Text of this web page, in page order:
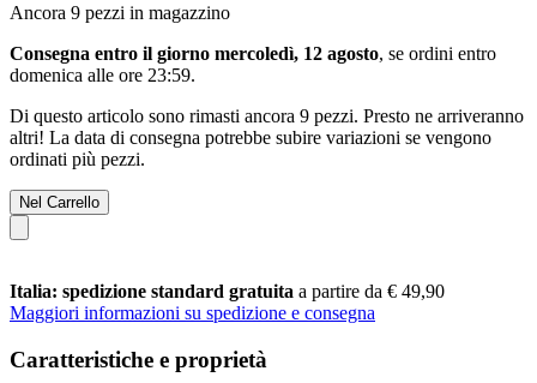
Ancora 9 pezzi in magazzino
Consegna entro il giorno mercoledì, 12 agosto, se ordini entro
domenica alle ore 23:59.
Di questo articolo sono rimasti ancora 9 pezzi. Presto ne arriveranno
altri! La data di consegna potrebbe subire variazioni se vengono
ordinati più pezzi.
Nel Carrello
Italia: spedizione standard gratuita a partire da € 49,90
Maggiori informazioni su spedizione e consegna
Caratteristiche e proprietà